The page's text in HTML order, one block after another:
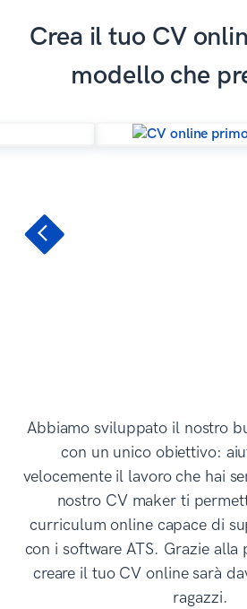
Crea il tuo CV
modello che
Abbiamo sviluppato il nostro
con un unico obiettivo:
velocemente il lavoro che hai
nostro CV maker ti
curriculum online capace di
con i software ATS. Grazie alla
creare il tuo CV online sarà
ragazzi.